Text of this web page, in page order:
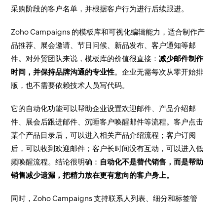
采购阶段的客户名单，并根据客户行为进行后续跟进。
Zoho Campaigns 的模板库和可视化编辑能力，适合制作产
品推荐、展会邀请、节日问候、新品发布、客户通知等邮
件。对外贸团队来说，模板库的价值很直接：减少邮件制作
时间，并保持品牌沟通的专业性。企业无需每次从零开始排
版，也不需要依赖技术人员写代码。
它的自动化功能可以帮助企业设置欢迎邮件、产品介绍邮
件、展会后跟进邮件、沉睡客户唤醒邮件等流程。客户点击
某个产品目录后，可以进入相关产品介绍流程；客户订阅
后，可以收到欢迎邮件；客户长时间没有互动，可以进入低
频唤醒流程。结论很明确： 自动化不是替代销售，而是帮助
销售减少遗漏，把精力放在更有意向的客户身上。
同时，Zoho Campaigns 支持联系人列表、细分和标签管